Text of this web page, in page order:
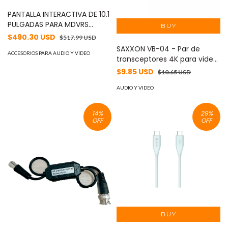
PANTALLA INTERACTIVA DE 10.1
PULGADAS PARA MDVRS
MERIVA STREAMAX CP5 /
ENTRADA 1 VGA + 1 AHD + 1
$490.30 USD $517.99 USD
ACCESORIOS PARA AUDIO Y VIDEO
SAXXON VB-04 - Par de
transceptores 4K para video
y energía, con entradas
4MP y 2MP hasta 250m
$9.85 USD $10.65 USD
AUDIO Y VIDEO
14%
OFF
29%
OFF